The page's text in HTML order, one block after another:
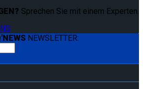
Sprechen Sie mit einem Experten.
NEWSLETTER: